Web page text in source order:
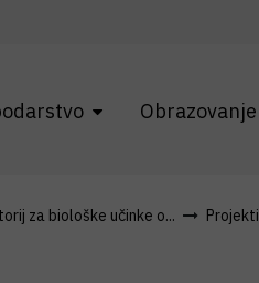
Obrazovanje
za biološke učinke o... Projekti